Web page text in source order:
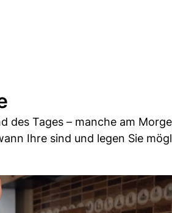
des Tages – manche am
Ihre sind und legen Sie